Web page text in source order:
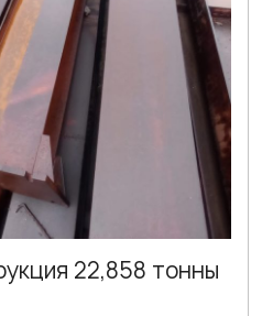
22,858 тонны